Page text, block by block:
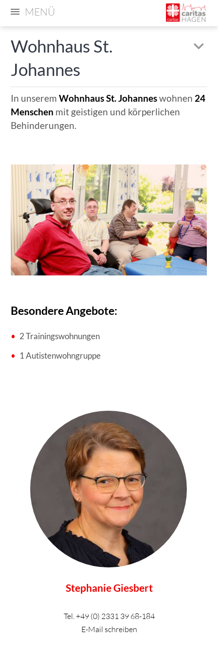
MENÜ
Wohnhaus St.
Johannes
In unserem Wohnhaus St. Johanneswohnen 24
Menschen mit geistigen und körperlichen
Behinderungen.
Besondere Angebote:
2 Trainingswohnungen
1 Autistenwohngruppe
Stephanie Giesbert
Tel. +49 (0) 2331 39 68-184
E-Mail schreiben